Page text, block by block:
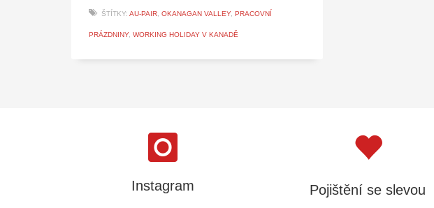
ŠTÍTKY: AU-PAIR, OKANAGAN VALLEY, PRACOVNÍ
PRÁZDNINY, WORKING HOLIDAY V KANADĚ
Instagram Pojištění se slevou